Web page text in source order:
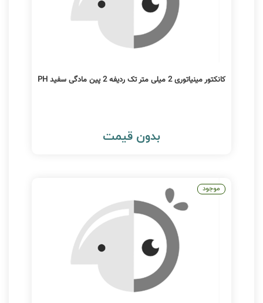
کانکتور مینیاتوری 2 میلی متر تک ردیفه 2 پین مادگی سفید PH
بدون قیمت
موجود